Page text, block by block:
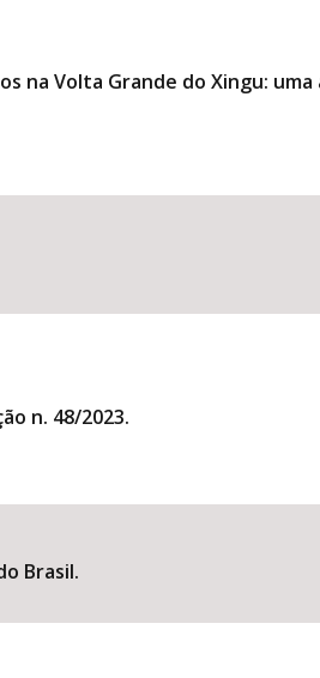
na Volta Grande do Xingu:
n. 48/2023.
Brasil.